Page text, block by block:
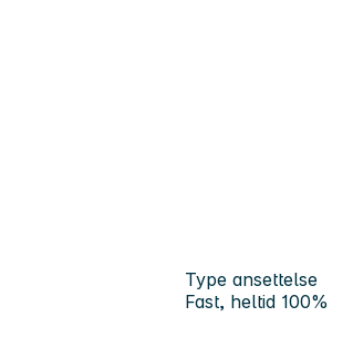
Type ansettelse
Fast, heltid 100%